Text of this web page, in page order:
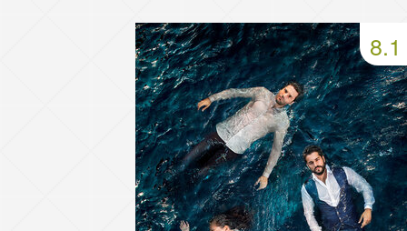
50 серия
51 серия
54 серия
55 серия
58 серия
59 серия
62 серия
63 серия
66 серия
67 серия
8.1